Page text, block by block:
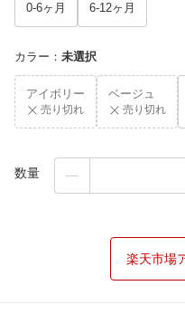
0-6ヶ月 6-12ヶ月
カラー ： 未選択
アイボリー
売り切れ
ベージュ
売り切れ
数量
楽天市場